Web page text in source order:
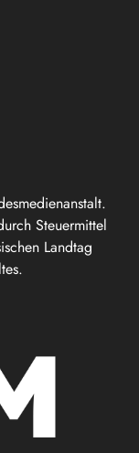
Steuermittel
Landtag